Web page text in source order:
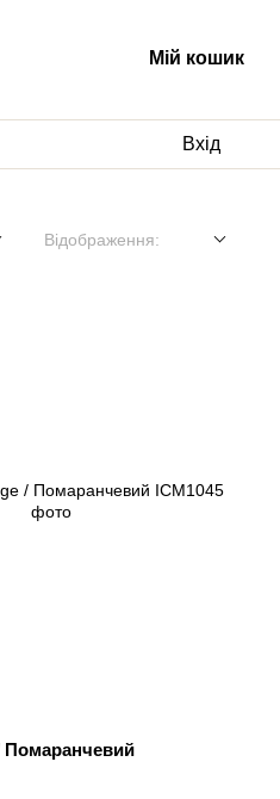
Мій кошик
Вхід
Відображення:
Помаранчевий